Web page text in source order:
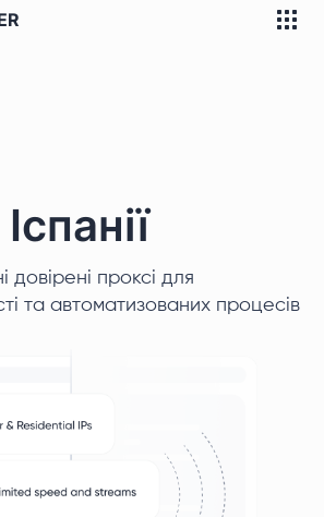
довірені проксі для
та автоматизованих процесів